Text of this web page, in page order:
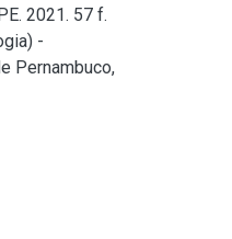
2021. 57 f.
-
Pernambuco,